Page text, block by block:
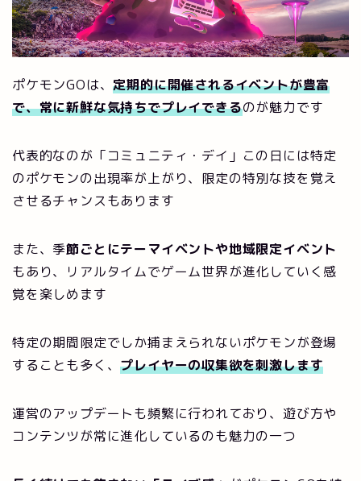
ポケモンGOは、定期的に開催されるイベントが豊富
で、常に新鮮な気持ちでプレイできるのが魅力です
代表的なのが「コミュニティ・デイ」この日には特定
のポケモンの出現率が上がり、限定の特別な技を覚え
させるチャンスもあります
また、季節ごとにテーマイベントや地域限定イベント
もあり、リアルタイムでゲーム世界が進化していく感
覚を楽しめます
特定の期間限定でしか捕まえられないポケモンが登場
することも多く、プレイヤーの収集欲を刺激します
運営のアップデートも頻繁に行われており、遊び方や
コンテンツが常に進化しているのも魅力の一つ